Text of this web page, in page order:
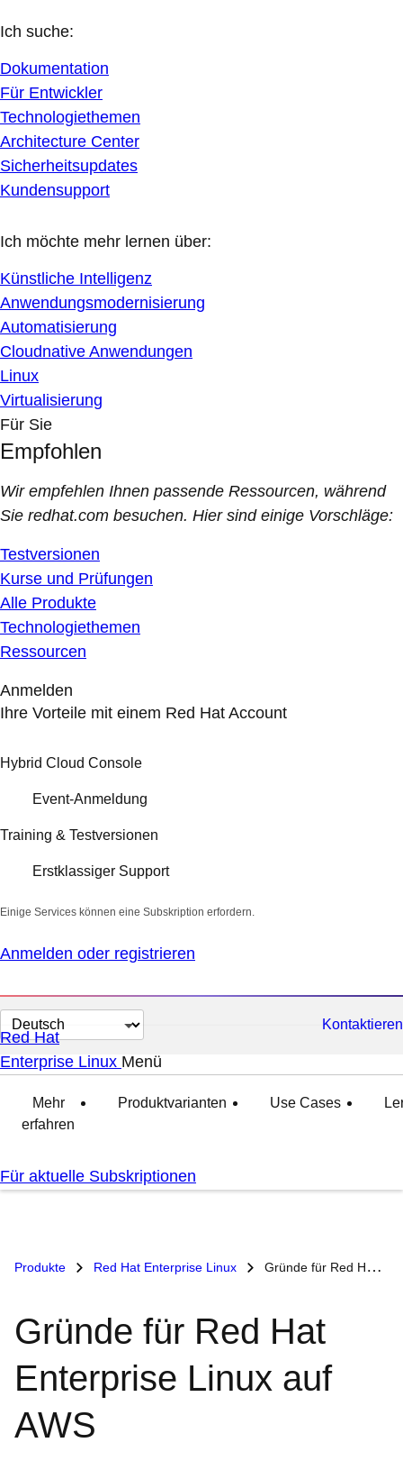
Ich suche:
Dokumentation
Für Entwickler
Technologiethemen
Architecture Center
Sicherheitsupdates
Kundensupport
Ich möchte mehr lernen über:
Künstliche Intelligenz
Anwendungsmodernisierung
Automatisierung
Cloudnative Anwendungen
Linux
Virtualisierung
Für Sie
Empfohlen
Wir empfehlen Ihnen passende Ressourcen, während
Sie redhat.com besuchen. Hier sind einige Vorschläge:
Testversionen
Kurse und Prüfungen
Alle Produkte
Technologiethemen
Ressourcen
Anmelden
Ihre Vorteile mit einem Red Hat Account
Hybrid Cloud Console
Event-Anmeldung
Training & Testversionen
Erstklassiger Support
Einige Services können eine Subskription erfordern.
Anmelden oder registrieren
Sprache
auswählen
Kontaktieren
Red Hat
Enterprise Linux Menü
Mehr
erfahren
Produktvarianten Use Cases
Für aktuelle Subskriptionen
Produkte Red Hat Enterprise Linux Gründe für Red Hat Enterprise Linux auf AWS
Gründe für Red Hat
Enterprise Linux auf
AWS